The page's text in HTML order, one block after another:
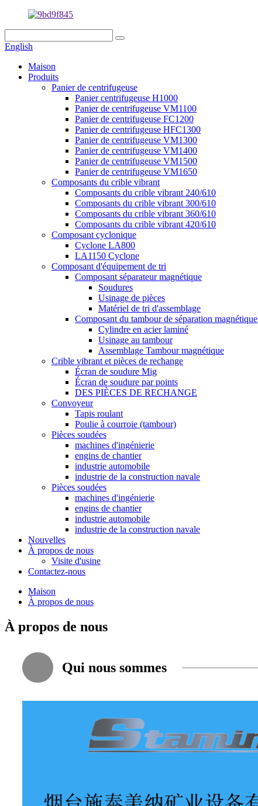
English
Maison
Produits
Panier de centrifugeuse
Panier centrifugeuse H1000
Panier de centrifugeuse VM1100
Panier de centrifugeuse FC1200
Panier de centrifugeuse HFC1300
Panier de centrifugeuse VM1300
Panier de centrifugeuse VM1400
Panier de centrifugeuse VM1500
Panier de centrifugeuse VM1650
Composants du crible vibrant
Composants du crible vibrant 240/610
Composants du crible vibrant 300/610
Composants du crible vibrant 360/610
Composants du crible vibrant 420/610
Composant cyclonique
Cyclone LA800
LA1150 Cyclone
Composant d'équipement de tri
Composant séparateur magnétique
Soudures
Usinage de pièces
Matériel de tri d'assemblage
Composant du tambour de séparation magnétique
Cylindre en acier laminé
Usinage au tambour
Assemblage Tambour magnétique
Crible vibrant et pièces de rechange
Écran de soudure Mig
Écran de soudure par points
DES PIÈCES DE RECHANGE
Convoyeur
Tapis roulant
Poulie à courroie (tambour)
Pièces soudées
machines d'ingénierie
engins de chantier
industrie automobile
industrie de la construction navale
Pièces soudées
machines d'ingénierie
engins de chantier
industrie automobile
industrie de la construction navale
Nouvelles
À propos de nous
Visite d'usine
Contactez-nous
Maison
À propos de nous
À propos de nous
Qui nous sommes